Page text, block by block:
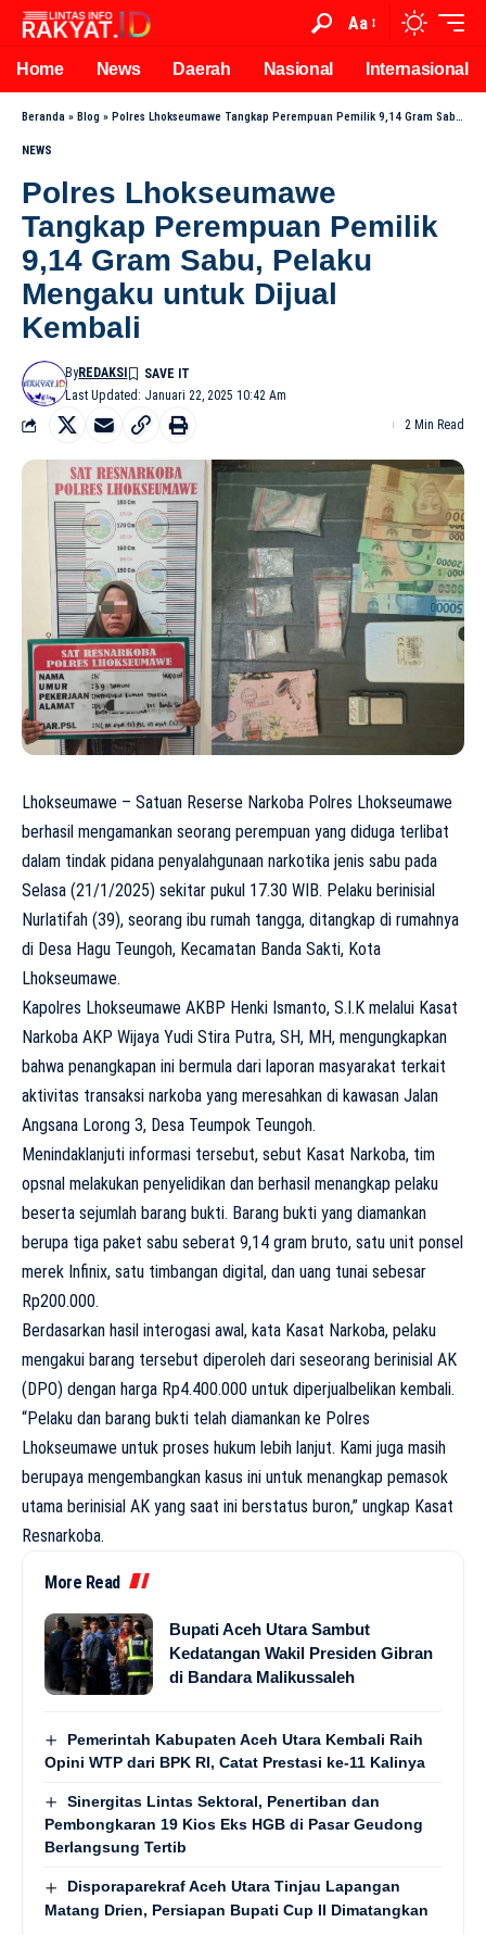
Aa
Home News Daerah Nasional Internasional
Beranda » Blog » Polres Lhokseumawe Tangkap Perempuan Pemilik 9,14 Gram Sabu, Pelaku Mengaku untuk Dijual Kembali
NEWS
Polres Lhokseumawe
Tangkap Perempuan Pemilik
9,14 Gram Sabu, Pelaku
Mengaku untuk Dijual
Kembali
Last Updated: Januari 22, 2025 10:42 Am
ByREDAKSI
2 Min Read
Lhokseumawe – Satuan Reserse Narkoba Polres Lhokseumawe
berhasil mengamankan seorang perempuan yang diduga terlibat
dalam tindak pidana penyalahgunaan narkotika jenis sabu pada
Selasa (21/1/2025) sekitar pukul 17.30 WIB. Pelaku berinisial
Nurlatifah (39), seorang ibu rumah tangga, ditangkap di rumahnya
di Desa Hagu Teungoh, Kecamatan Banda Sakti, Kota
Lhokseumawe.
Kapolres Lhokseumawe AKBP Henki Ismanto, S.I.K melalui Kasat
Narkoba AKP Wijaya Yudi Stira Putra, SH, MH, mengungkapkan
bahwa penangkapan ini bermula dari laporan masyarakat terkait
aktivitas transaksi narkoba yang meresahkan di kawasan Jalan
Angsana Lorong 3, Desa Teumpok Teungoh.
Menindaklanjuti informasi tersebut, sebut Kasat Narkoba, tim
opsnal melakukan penyelidikan dan berhasil menangkap pelaku
beserta sejumlah barang bukti. Barang bukti yang diamankan
berupa tiga paket sabu seberat 9,14 gram bruto, satu unit ponsel
merek Infinix, satu timbangan digital, dan uang tunai sebesar
Rp200.000.
Berdasarkan hasil interogasi awal, kata Kasat Narkoba, pelaku
mengakui barang tersebut diperoleh dari seseorang berinisial AK
(DPO) dengan harga Rp4.400.000 untuk diperjualbelikan kembali.
“Pelaku dan barang bukti telah diamankan ke Polres
Lhokseumawe untuk proses hukum lebih lanjut. Kami juga masih
berupaya mengembangkan kasus ini untuk menangkap pemasok
utama berinisial AK yang saat ini berstatus buron,” ungkap Kasat
Resnarkoba.
More Read
Bupati Aceh Utara Sambut
Kedatangan Wakil Presiden Gibran
di Bandara Malikussaleh
Pemerintah Kabupaten Aceh Utara Kembali Raih
Opini WTP dari BPK RI, Catat Prestasi ke-11 Kalinya
Sinergitas Lintas Sektoral, Penertiban dan
Pembongkaran 19 Kios Eks HGB di Pasar Geudong
Berlangsung Tertib
Disporaparekraf Aceh Utara Tinjau Lapangan
Matang Drien, Persiapan Bupati Cup II Dimatangkan